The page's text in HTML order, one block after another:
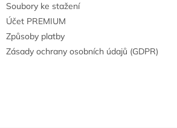
Soubory ke stažení
Účet PREMIUM
Způsoby platby
Zásady ochrany osobních údajů (GDPR)